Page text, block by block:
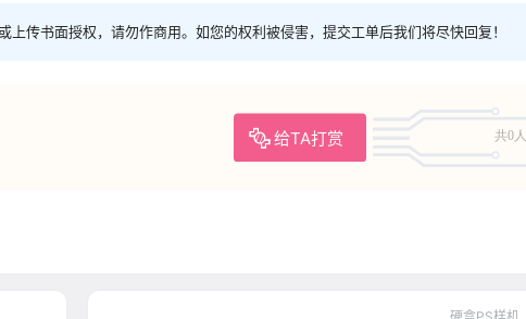
传书面授权，请勿作商用。如您的权利被侵害，提交工单后我们将尽快回复！
给TA打赏 共0人